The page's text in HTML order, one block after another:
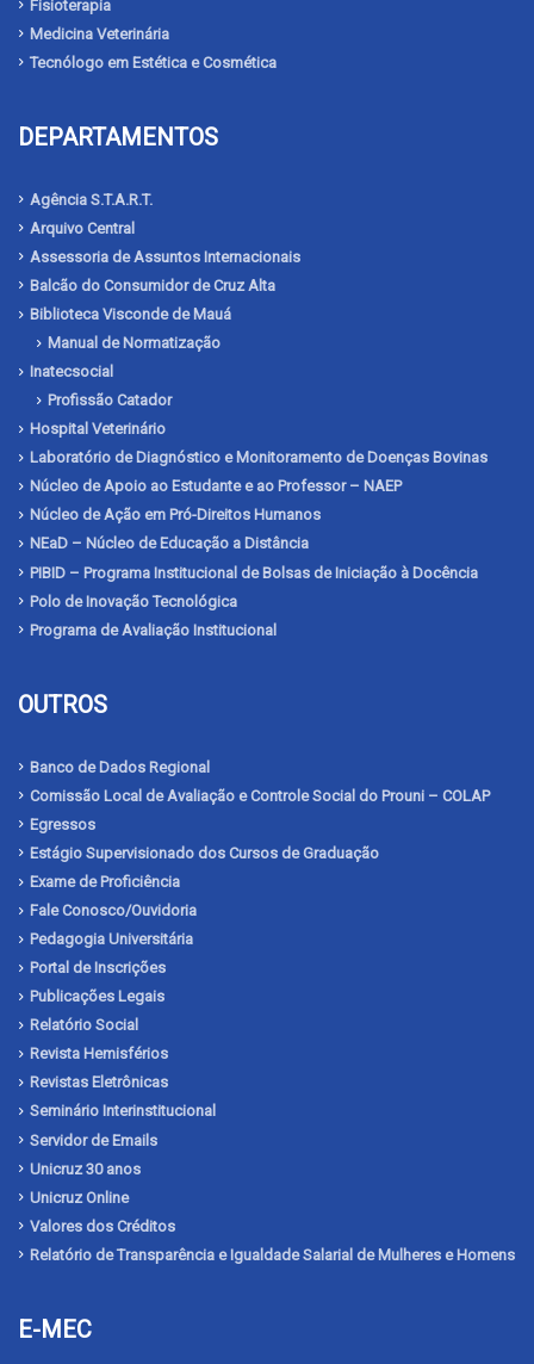
Fisioterapia
Medicina Veterinária
Tecnólogo em Estética e Cosmética
DEPARTAMENTOS
Agência S.T.A.R.T.
Arquivo Central
Assessoria de Assuntos Internacionais
Balcão do Consumidor de Cruz Alta
Biblioteca Visconde de Mauá
Manual de Normatização
Inatecsocial
Profissão Catador
Hospital Veterinário
Laboratório de Diagnóstico e Monitoramento de Doenças Bovinas
Núcleo de Apoio ao Estudante e ao Professor – NAEP
Núcleo de Ação em Pró-Direitos Humanos
NEaD – Núcleo de Educação a Distância
PIBID – Programa Institucional de Bolsas de Iniciação à Docência
Polo de Inovação Tecnológica
Programa de Avaliação Institucional
OUTROS
Banco de Dados Regional
Comissão Local de Avaliação e Controle Social do Prouni – COLAP
Egressos
Estágio Supervisionado dos Cursos de Graduação
Exame de Proficiência
Fale Conosco/Ouvidoria
Pedagogia Universitária
Portal de Inscrições
Publicações Legais
Relatório Social
Revista Hemisférios
Revistas Eletrônicas
Seminário Interinstitucional
Servidor de Emails
Unicruz 30 anos
Unicruz Online
Valores dos Créditos
Relatório de Transparência e Igualdade Salarial de Mulheres e Homens
E-MEC